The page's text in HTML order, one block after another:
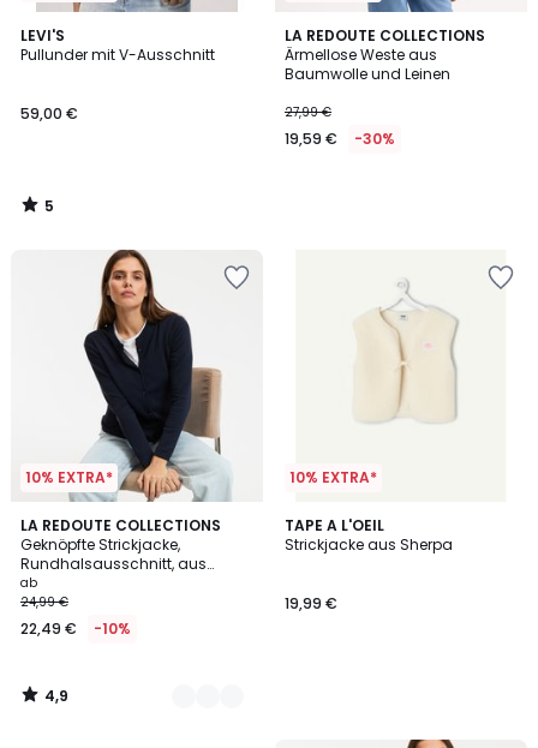
LEVI'S
Pullunder mit V-Ausschnitt
59,00 €
5
/
5
/
LA REDOUTE COLLECTIONS
Ärmellose Weste aus
Baumwolle und Leinen
27,99 €
19,59 € -30%
10% EXTRA*
LA REDOUTE COLLECTIONS
Geknöpfte Strickjacke,
Rundhalsausschnitt, aus
Feinstrick
ab
24,99 €
22,49 € -10%
4,9
/ 5
4
Farben
4,9
/
10% EXTRA*
TAPE A L'OEIL
Strickjacke aus Sherpa
19,99 €